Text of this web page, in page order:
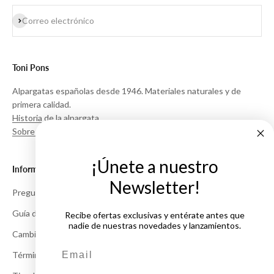
Correo electrónico
Suscribirse
Toni Pons
Alpargatas españolas desde 1946. Materiales naturales y de
primera calidad.
Historia de la alpargata
Sobre Nosotros
Información
Preguntas Frecuentes
Guía de Tallas
Cambios y Devoluciones
Términos y Condiciones
¡Únete a nuestro
Newsletter!
Recibe ofertas exclusivas y entérate antes que
nadie de nuestras novedades y lanzamientos.